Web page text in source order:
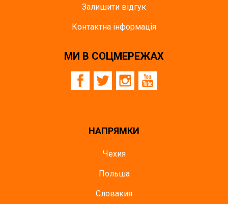
Залишити відгук
Контактна інформація
МИ В СОЦМЕРЕЖАХ
НАПРЯМКИ
Чехия
Польша
Словакия